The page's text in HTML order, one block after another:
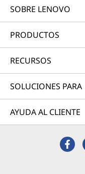
SOBRE LENOVO
PRODUCTOS
RECURSOS
SOLUCIONES PARA
AYUDA AL CLIENTE